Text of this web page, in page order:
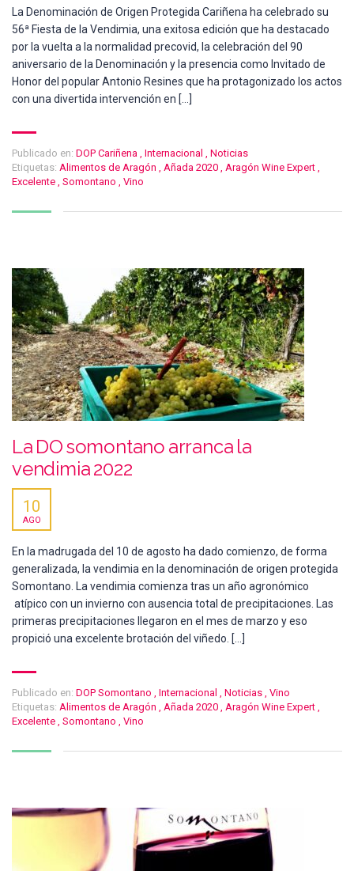
La Denominación de Origen Protegida Cariñena ha celebrado su
56ª Fiesta de la Vendimia, una exitosa edición que ha destacado
por la vuelta a la normalidad precovid, la celebración del 90
aniversario de la Denominación y la presencia como Invitado de
Honor del popular Antonio Resines que ha protagonizado los actos
con una divertida intervención en […]
Publicado en: DOP Cariñena , Internacional , Noticias
Etiquetas: Alimentos de Aragón , Añada 2020 , Aragón Wine Expert ,
Excelente , Somontano , Vino
La DO somontano arranca la
vendimia 2022
10
AGO
En la madrugada del 10 de agosto ha dado comienzo, de forma
generalizada, la vendimia en la denominación de origen protegida
Somontano. La vendimia comienza tras un año agronómico
atípico con un invierno con ausencia total de precipitaciones. Las
primeras precipitaciones llegaron en el mes de marzo y eso
propició una excelente brotación del viñedo. […]
Publicado en: DOP Somontano , Internacional , Noticias , Vino
Etiquetas: Alimentos de Aragón , Añada 2020 , Aragón Wine Expert ,
Excelente , Somontano , Vino